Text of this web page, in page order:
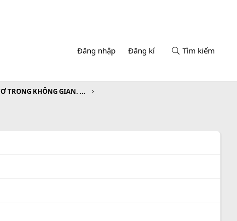
Đăng nhập Đăng kí Tìm kiếm
CHƯƠNG III. VECTƠ TRONG KHÔNG GIAN. QUAN HỆ VUÔNG GÓC TRONG KHÔNG GIAN